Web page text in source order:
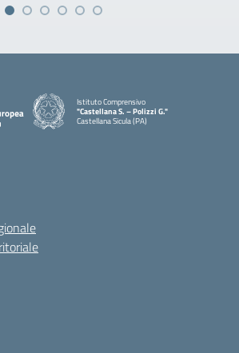
Istituto Comprensivo
"Castellana S. – Polizzi G."
Castellana Sicula (PA)